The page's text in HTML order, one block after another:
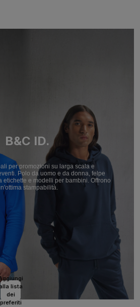
B&C ID.
per promozioni su larga scala e
Polo da uomo e da donna, felpe
etichette e modelli per bambini. Offrono
stampabilità.
alla lista
dei
preferiti